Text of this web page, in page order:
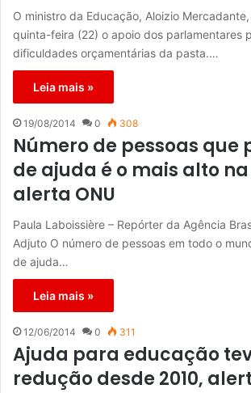
O ministro da Educação, Aloizio
quinta-feira (22) o apoio dos parlamentares
dificuldades orçamentárias da pasta.…
Leia mais »
19/08/2014 0 308
Número de pessoas que
de ajuda é o mais alto
alerta ONU
Paula Laboissière – Repórter da Agência
Adjuto O número de pessoas em todo o
de ajuda…
Leia mais »
12/06/2014 0 311
Ajuda para educação
redução desde 2010,